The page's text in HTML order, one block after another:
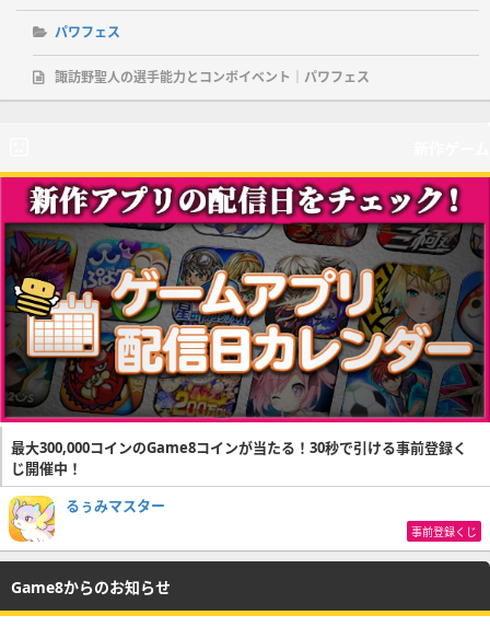
パワフェス
諏訪野聖人の選手能力とコンボイベント｜パワフェス
最大300,000コインのGame8コインが当たる！30秒で引ける事前登録く
じ開催中！
るぅみマスター
事前登録くじ
Game8からのお知らせ